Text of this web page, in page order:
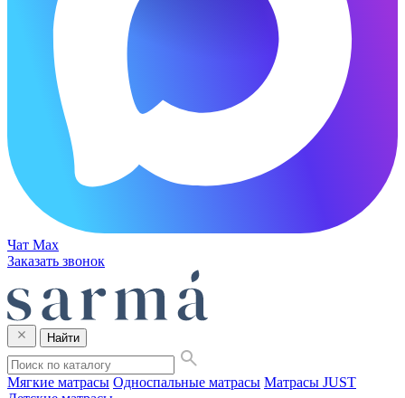
Чат Max
Заказать звонок
Найти
Мягкие матрасы Односпальные матрасы Матрасы JUST